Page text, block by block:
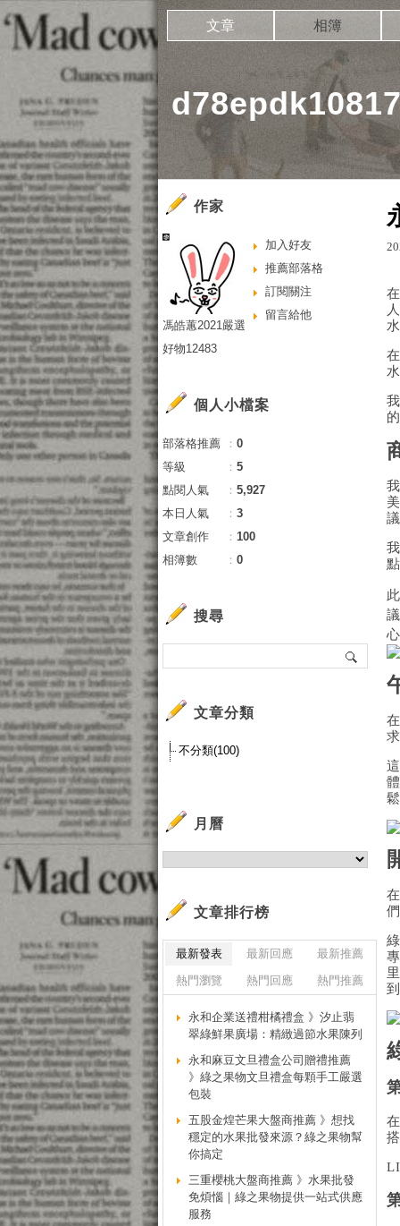
文章 相簿
作家
加入好友
推薦部落格
訂閱關注
留言給他
馮皓蕙2021嚴選
好物12483
個人小檔案
部落格推薦 ： 0
等級
： 5
點閱人氣
： 5,927
本日人氣
： 3
文章創作
： 100
相簿數
： 0
搜尋
文章分類
不分類(100)
月曆
文章排行榜
最新發表 最新回應
最新推薦
熱門瀏覽
熱門回應 熱門推薦
永和企業送禮柑橘禮盒 》汐止翡
翠綠鮮果廣場：精緻過節水果陳列
永和麻豆文旦禮盒公司贈禮推薦
》綠之果物文旦禮盒每顆手工嚴選
包裝
五股金煌芒果大盤商推薦 》想找
穩定的水果批發來源？綠之果物幫
你搞定
三重櫻桃大盤商推薦 》水果批發
免煩惱｜綠之果物提供一站式供應
服務